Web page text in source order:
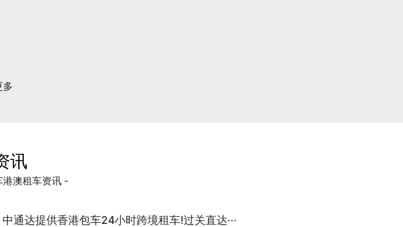
多
讯
港澳租车资讯 -
中通达提供香港包车24小时跨境租车!过关直达···